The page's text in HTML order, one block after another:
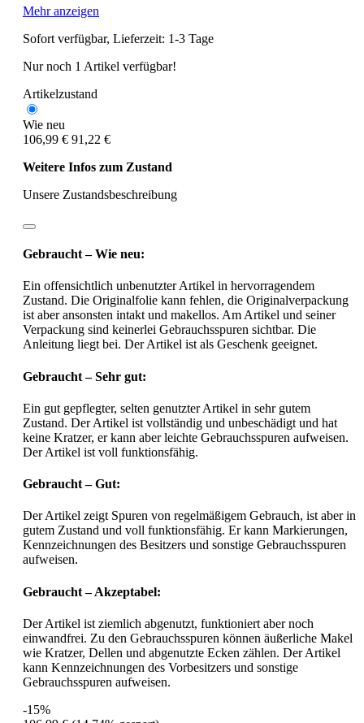
Mehr anzeigen
Sofort verfügbar, Lieferzeit: 1-3 Tage
Nur noch 1 Artikel verfügbar!
Artikelzustand
Wie neu
106,99 € 91,22 €
Weitere Infos zum Zustand
Unsere Zustandsbeschreibung
Gebraucht – Wie neu:
Ein offensichtlich unbenutzter Artikel in hervorragendem
Zustand. Die Originalfolie kann fehlen, die Originalverpackung
ist aber ansonsten intakt und makellos. Am Artikel und seiner
Verpackung sind keinerlei Gebrauchsspuren sichtbar. Die
Anleitung liegt bei. Der Artikel ist als Geschenk geeignet.
Gebraucht – Sehr gut:
Ein gut gepflegter, selten genutzter Artikel in sehr gutem
Zustand. Der Artikel ist vollständig und unbeschädigt und hat
keine Kratzer, er kann aber leichte Gebrauchsspuren aufweisen.
Der Artikel ist voll funktionsfähig.
Gebraucht – Gut:
Der Artikel zeigt Spuren von regelmäßigem Gebrauch, ist aber in
gutem Zustand und voll funktionsfähig. Er kann Markierungen,
Kennzeichnungen des Besitzers und sonstige Gebrauchsspuren
aufweisen.
Gebraucht – Akzeptabel:
Der Artikel ist ziemlich abgenutzt, funktioniert aber noch
einwandfrei. Zu den Gebrauchsspuren können äußerliche Makel
wie Kratzer, Dellen und abgenutzte Ecken zählen. Der Artikel
kann Kennzeichnungen des Vorbesitzers und sonstige
Gebrauchsspuren aufweisen.
-15%